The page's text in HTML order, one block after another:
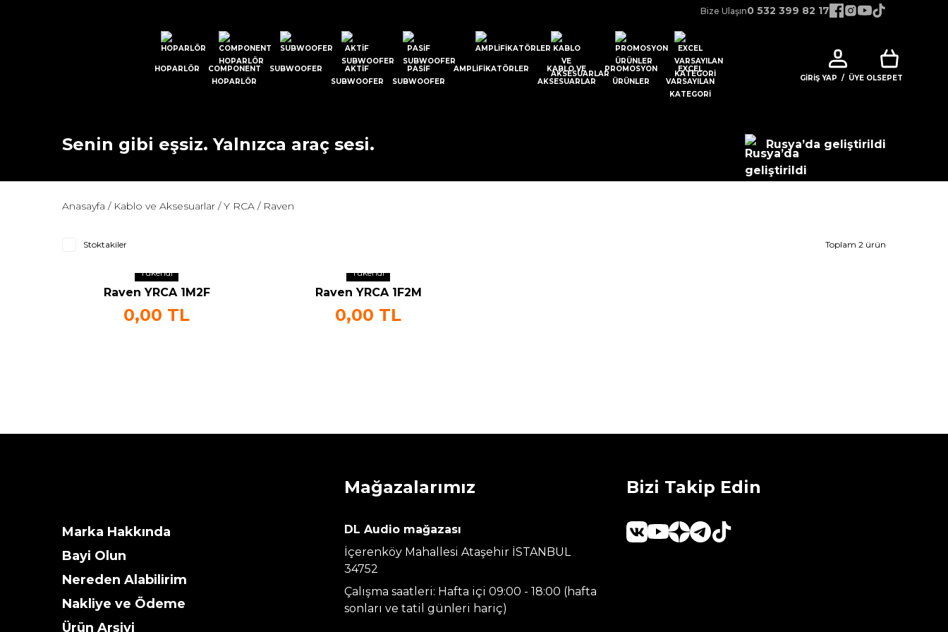
Bize Ulaşın0 532 399 82 17
HOPARLÖR
COMPONENT
HOPARLÖR
SUBWOOFER
AKTIF
SUBWOOFER
PASIF
SUBWOOFER
AMPLIFIKATÖRLER
KABLO VE
AKSESUARLAR
PROMOSYON
ÜRÜNLER
EXCEL
VARSAYILAN
KATEGORI
GIRIŞ YAP / ÜYE OLSEPET
Senin gibi eşsiz. Yalnızca araç sesi. Rusya’da geliştirildi
Anasayfa Kablo ve Aksesuarlar Y RCA Raven
Stoktakiler Toplam 2 ürün
Tükendi
Raven YRCA 1M2F
0,00 TL
Tükendi
Raven YRCA 1F2M
0,00 TL
Marka Hakkında
Bayi Olun
Nereden Alabilirim
Nakliye ve Ödeme
Ürün Arşivi
Mağazalarımız
DL Audio mağazası
İçerenköy Mahallesi Ataşehir İSTANBUL
34752
Çalışma saatleri: Hafta içi 09:00 - 18:00 (hafta
sonları ve tatil günleri hariç)
Bizi Takip Edin